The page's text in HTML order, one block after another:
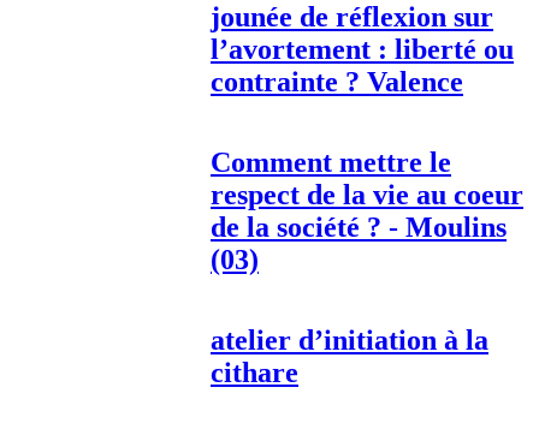
jounée de réflexion sur
l’avortement : liberté ou
contrainte ? Valence
Comment mettre le
respect de la vie au coeur
de la société ? - Moulins
(03)
atelier d’initiation à la
cithare